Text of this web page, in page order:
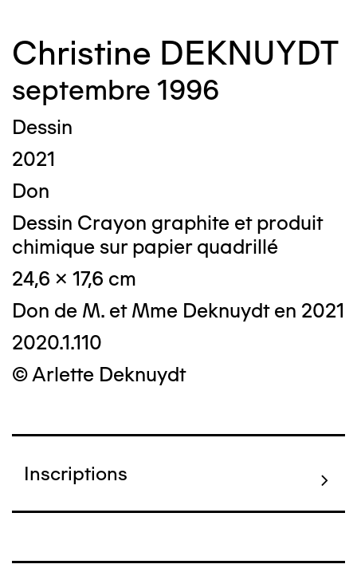
Christine DEKNUYDT
septembre 1996
Dessin
2021
Don
Dessin Crayon graphite et produit
chimique sur papier quadrillé
24,6 x 17,6 cm
Don de M. et Mme Deknuydt en 2021
2020.1.110
© Arlette Deknuydt
Inscriptions